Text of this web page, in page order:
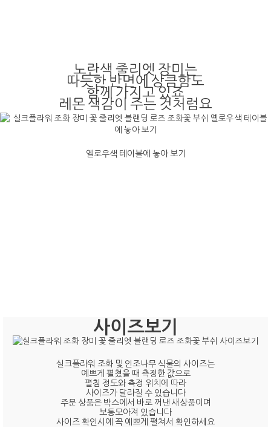
노란색 줄리엣 장미는
따듯한 반면에 상큼함도
함께 가지고 있죠
레몬 색감이 주는 것처럼요
옐로우색 테이블에 놓아 보기
사이즈보기
실크플라워 조화 및 인조나무 식물의 사이즈는
예쁘게 펼쳤을 때 측정한 값으로
펼침 정도와 측정 위치에 따라
사이즈가 달라질 수 있습니다
주문 상품은 박스에서 바로 꺼낸 새상품이며
보통모아져 있습니다
사이즈 확인시에 꼭 예쁘게 펼쳐서 확인하세요